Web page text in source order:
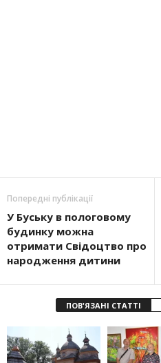
Попередні публікації
У Буську в пологовому
будинку можна
отримати Свідоцтво про
народження дитини
ПОВ'ЯЗАНІ СТАТТІ